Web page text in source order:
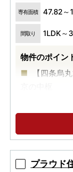
専有面積 47.82～
間取り 1LDK～
物件のポイン
【四条烏
【阪急線
宮」駅徒歩4
プラウド